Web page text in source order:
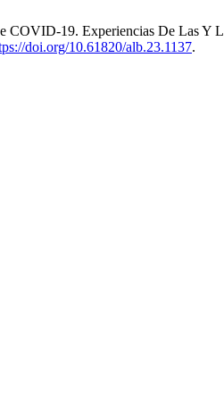
COVID-19. Experiencias De Las Y
doi.org/10.61820/alb.23.1137.